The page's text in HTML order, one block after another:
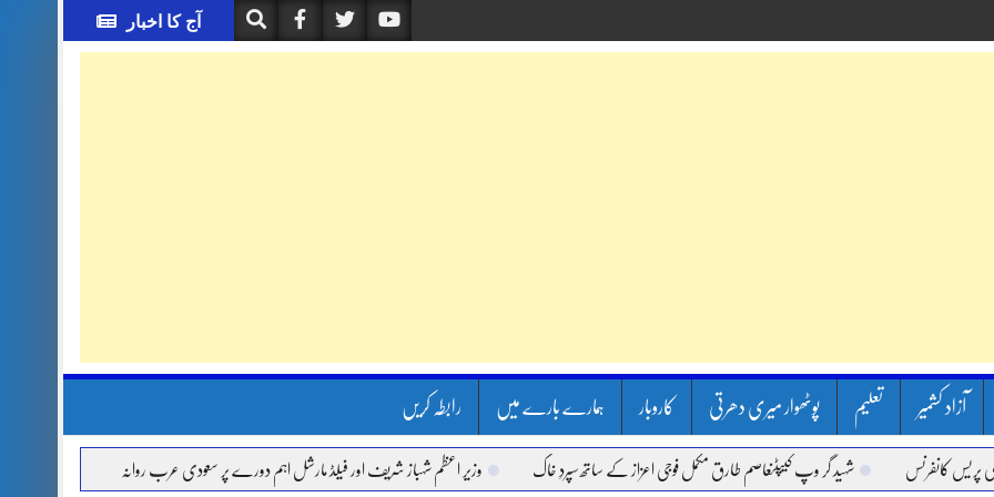
آج کا اخبار
آزاد کشمیر تعلیم پوٹھوار میری دھرتی کاروبار ہمارے بارے میں رابطہ کریں
شہید گر وپ کیپٹنعاصم طارق مکمل فوجی اعزاز کے ساتھ سپردِ خاک وزیر اعظم شہباز شریف اور فیلڈ مارشل اہم دورے پر سعودی عرب روانہ